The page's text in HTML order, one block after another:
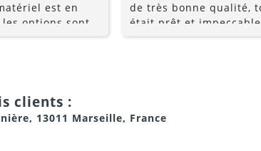
est en
options sont
les prix sont très
Je
fortement !!!
de très bonne qualité,
était prêt et
de la récupération.
recommande sans
clients :
13011 Marseille, France